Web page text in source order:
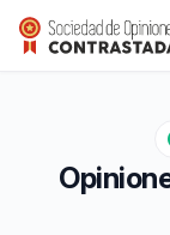
Emy By Fizimed
Calificación global:
9,2/10